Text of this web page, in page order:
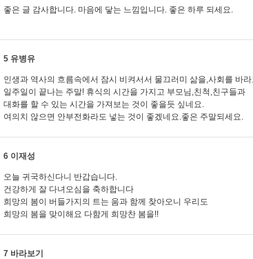
좋은 글 감사합니다. 마음에 닿는 느낌입니다. 좋은 하루 되세요.
5 유병유
인생과 역사의 흐름속에서 잠시 비켜서서 물끄러미 삶을,사회를 바
일주일이 끝나는 주말! 휴식의 시간을 가지고 부모님,친척,친구들과
대화를 할 수 있는 시간을 가져보는 것이 좋을듯 싶네요.
여의치 않으면 안부전화라도 넣는 것이 좋겠네요.좋은 주말되세요.
6 이재성
오늘 귀국하신다니 반갑습니다.
건강하게 잘 다녀오심을 축하합니다
희망의 봄이 버들가지의 트는 움과 함께 찾아오니 우리도
희망의 봄을 맞이해요 다함게 희망찬 봄을!!
7 바라보기